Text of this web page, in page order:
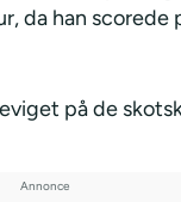
da han
på de